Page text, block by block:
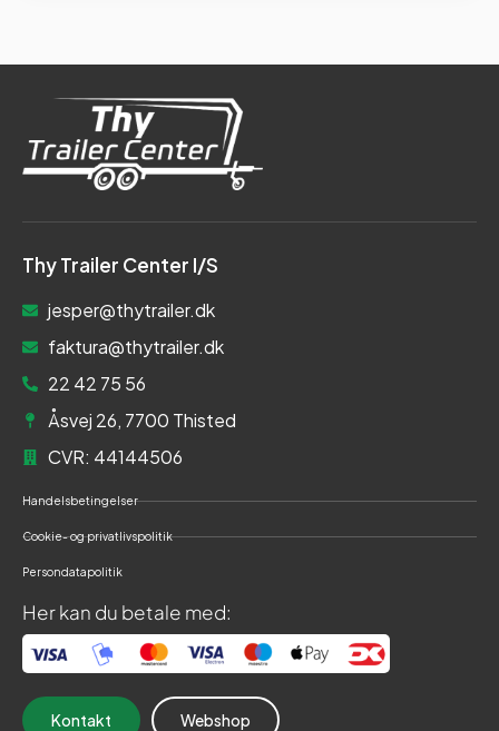
Thy Trailer Center I/S
jesper@thytrailer.dk
faktura@thytrailer.dk
22 42 75 56
Åsvej 26, 7700 Thisted
CVR: 44144506
Handelsbetingelser
Cookie- og privatlivspolitik
Persondatapolitik
Her kan du betale med:
Kontakt Webshop